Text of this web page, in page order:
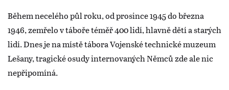
Během necelého půl roku, od prosince 1945 do března
1946, zemřelo v táboře téměř 400 lidí, hlavně dětí a starých
lidí. Dnes je na místě tábora Vojenské technické muzeum
Lešany, tragické osudy internovaných Němců zde ale nic
nepřipomíná.